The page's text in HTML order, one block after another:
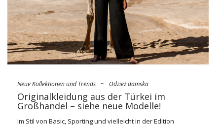
dass die angebotenen Kleidungsstücke die richtige
Zusammensetzung haben und frei von …
Neue Kollektionen und Trends ~ Odzież damska
Originalkleidung aus der Türkei im
Großhandel – siehe neue Modelle!
Im Stil von Basic, Sporting und vielleicht in der Edition